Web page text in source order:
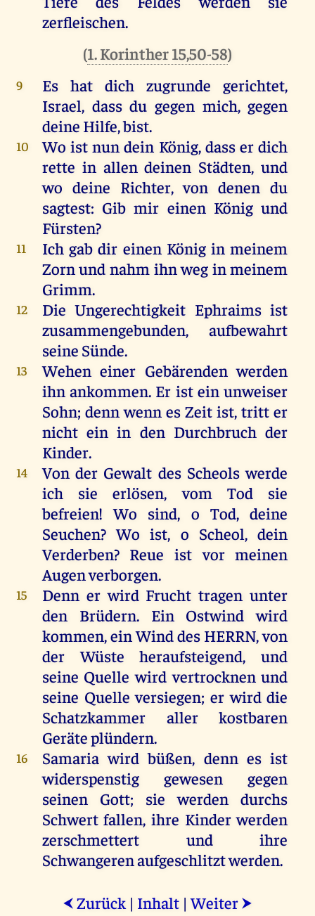
zerfleischen.
(1. Korinther 15,50-58)
9 Es hat dich zugrunde gerichtet,
Israel, dassdu gegen mich,gegen
deine Hilfe,bist.
10 Wo ist nun dein König, dass er dich
rette in allen deinen Städten,und
wo deine Richter,von denen du
sagtest: Gib mir einen König und
Fürsten?
11 Ich gab dir einen König in meinem
Zornund nahm ihnweg inmeinem
Grimm.
12 Die Ungerechtigkeit Ephraims ist
zusammengebunden, aufbewahrt
seine Sünde.
13 Wehen einer Gebärendenwerden
ihn ankommen. Er ist einunweiser
Sohn; denn wenn es Zeit ist,tritt er
nicht ein in denDurchbruchder
Kinder.
14 Von der Gewalt desScheolswerde
ich
sie erlösen,vom Tod
sie
befreien!Wo sind, o Tod,deine
Seuchen?Wo ist, o Scheol,dein
Verderben? Reue ist vor meinen
Augenverborgen.
15 Denn er wird Frucht tragen unter
den
Brüdern. Ein Ostwind wird
kommen,einWinddes HERRN,von
der
Wüste heraufsteigend,und
seine Quelle wird vertrocknen und
seine Quelle versiegen; er wird die
Schatzkammer
allerkostbaren
Geräteplündern.
16 Samaria wird büßen, denn es ist
widerspenstig
gewesen
gegen
seinen
Gott; sie werden durchs
Schwert fallen, ihre Kinder werden
zerschmettert
und
ihre
Schwangerenaufgeschlitztwerden.
⮜ Zurück | Inhalt |Weiter ⮞